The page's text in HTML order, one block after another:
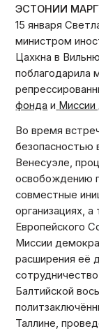
ЭСТОНИИ
15 января
министром
Цахкна в
поблагодарила
фонда и Миссии
Во время
безопасностью
Венесуэле,
освобождению
совместные
организациях,
Европейского
Миссии
расширения её
Балтийской
Таллине,